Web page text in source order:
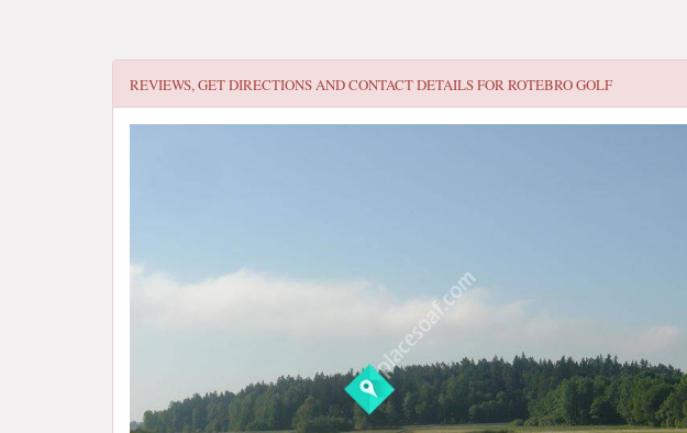
REVIEWS, GET DIRECTIONS AND CONTACT DETAILS FORROTEBRO GOLF